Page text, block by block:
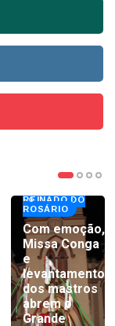
REINADO DO
ROSÁRIO
Com emoção,
Missa Conga
e
levantamento
dos mastros
abrem o
Grande